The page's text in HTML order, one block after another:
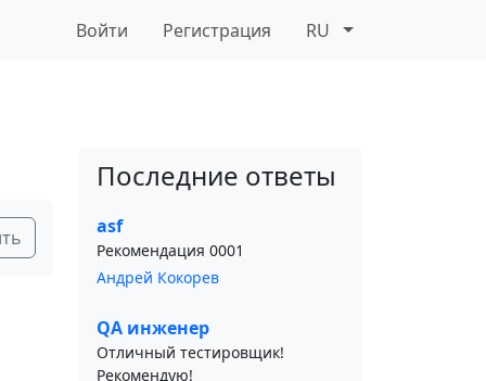
Войти Регистрация RU
Последние ответы
asf
Рекомендация 0001
Андрей Кокорев
QA инженер
Отличный тестировщик!
Рекомендую!